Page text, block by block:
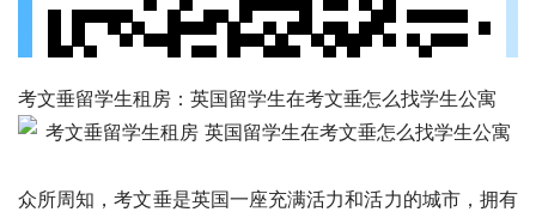
考文垂留学生租房：英国留学生在考文垂怎么找学生公寓
众所周知，考文垂是英国一座充满活力和活力的城市，拥有